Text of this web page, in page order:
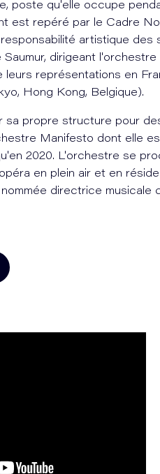
poste qu'elle occupe
est repéré par le Cadre
artistique des
dirigeant
leurs représentations en
Hong Kong, Belgique).
sa propre structure pour
Manifesto dont elle
2020. L'orchestre se
en plein air et en
directrice musicale